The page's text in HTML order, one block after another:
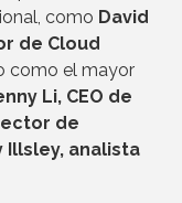
como David
de Cloud
como el mayor
Li, CEO de
de
Illsley, analista